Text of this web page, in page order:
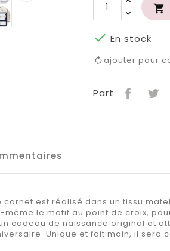

 En stock
ajouter pour
Part
est réalisé dans un tissu
le motif au point de croix,
cadeau de naissance original et
Unique et fait main, il